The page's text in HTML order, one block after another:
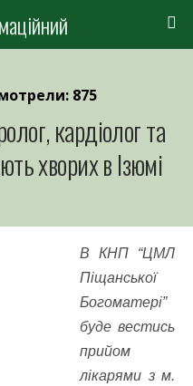
875
кардіолог та
хворих в Ізюмі
В КНП “ЦМЛ
Піщанської
Богоматері”
буде вестись
прийом
лікарями з м.